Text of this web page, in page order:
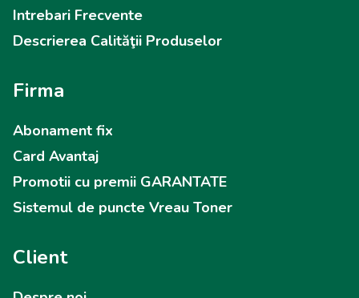
Intrebari Frecvente
Descrierea Calităţii Produselor
Firma
Abonament fix
Card Avantaj
Promotii cu premii GARANTATE
Sistemul de puncte Vreau Toner
Client